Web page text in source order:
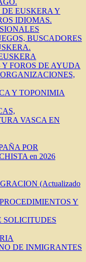
EUSKERA Y
IDIOMAS.
BUSCADORES
FOROS DE AYUDA
Y TOPONIMIA
VASCA EN
POR
en 2026
(Actualizado
Y
SOLICITUDES
DE INMIGRANTES